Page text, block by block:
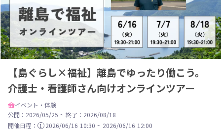
【島ぐらし×福祉】離島でゆったり働こう。
介護士・看護師さん向けオンラインツアー
イベント・体験
公開：2026/05/25 ~ 終了：2026/08/18
開催日程： 1 2026/06/16 10:30 ~ 2026/06/16 12:00